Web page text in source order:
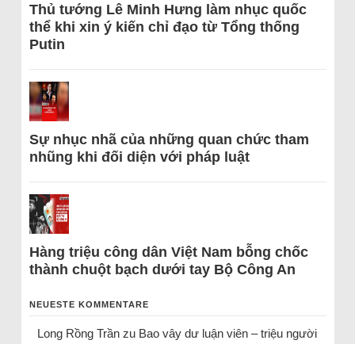
Thủ tướng Lê Minh Hưng làm nhục quốc
thể khi xin ý kiến chỉ đạo từ Tổng thống
Putin
Sự nhục nhã của những quan chức tham
nhũng khi đối diện với pháp luật
Hàng triệu công dân Việt Nam bỗng chốc
thành chuột bạch dưới tay Bộ Công An
NEUESTE KOMMENTARE
Long Rồng Trầnzu Bao vây dư luận viên – triệu người